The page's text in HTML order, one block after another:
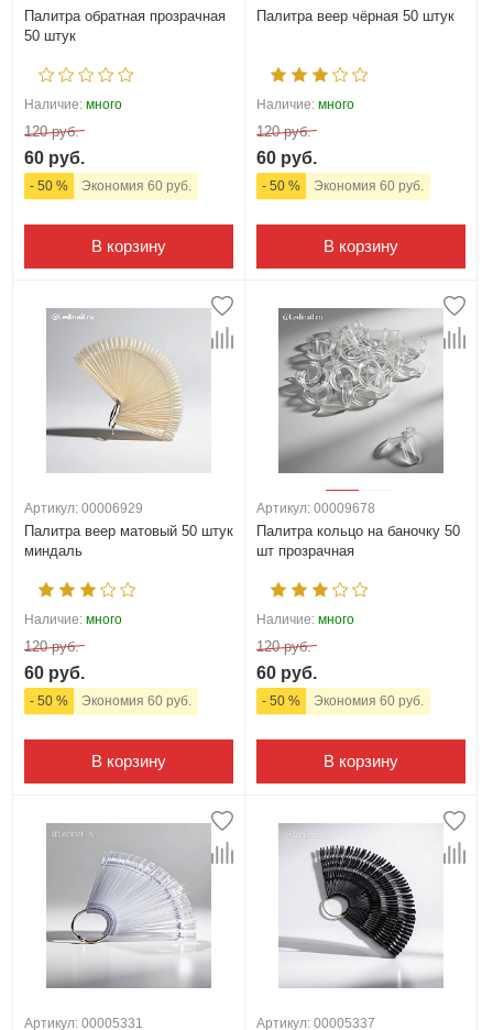
Палитра обратная прозрачная
50 штук
Наличие: много
120 руб.
60 руб.
- 50 % Экономия 60 руб.
В корзину
Палитра веер чёрная 50 штук
Наличие: много
120 руб.
60 руб.
- 50 % Экономия 60 руб.
В корзину
Артикул: 00006929
Палитра веер матовый 50 штук
миндаль
Наличие: много
120 руб.
60 руб.
- 50 % Экономия 60 руб.
В корзину
Артикул: 00009678
Палитра кольцо на баночку 50
шт прозрачная
Наличие: много
120 руб.
60 руб.
- 50 % Экономия 60 руб.
В корзину
Артикул: 00005331 Артикул: 00005337